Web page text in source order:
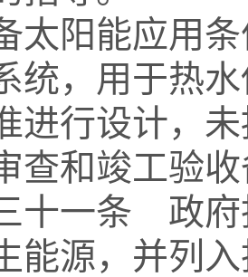
阳能应用条
统，用于热
进行设计，
查和竣工验
一条 政府投
能源，并列